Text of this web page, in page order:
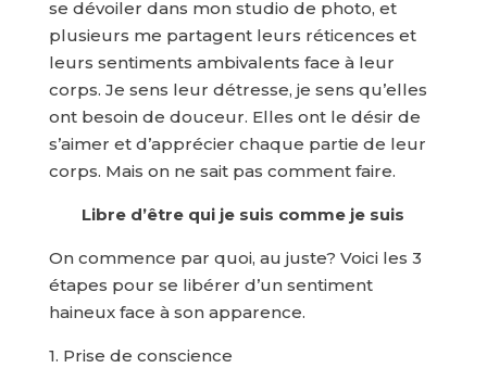
se dévoiler dans mon studio de photo, et
plusieurs me partagent leurs réticences et
leurs sentiments ambivalents face à leur
corps. Je sens leur détresse, je sens qu’elles
ont besoin de douceur. Elles ont le désir de
s’aimer et d’apprécier chaque partie de leur
corps. Mais on ne sait pas comment faire.
Libre d’être qui je suis comme je suis
On commence par quoi, au juste? Voici les 3
étapes pour se libérer d’un sentiment
haineux face à son apparence.
1. Prise de conscience